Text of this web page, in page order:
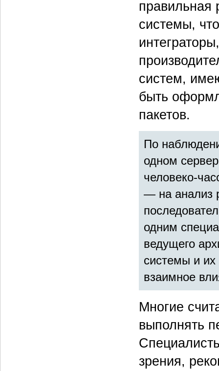
правильная
системы,
систем,
быть
пакетов.
По
одном
человеко-
— на анализ
одним
ведущего
системы и
взаимное
Многие
выполнять
зрения,